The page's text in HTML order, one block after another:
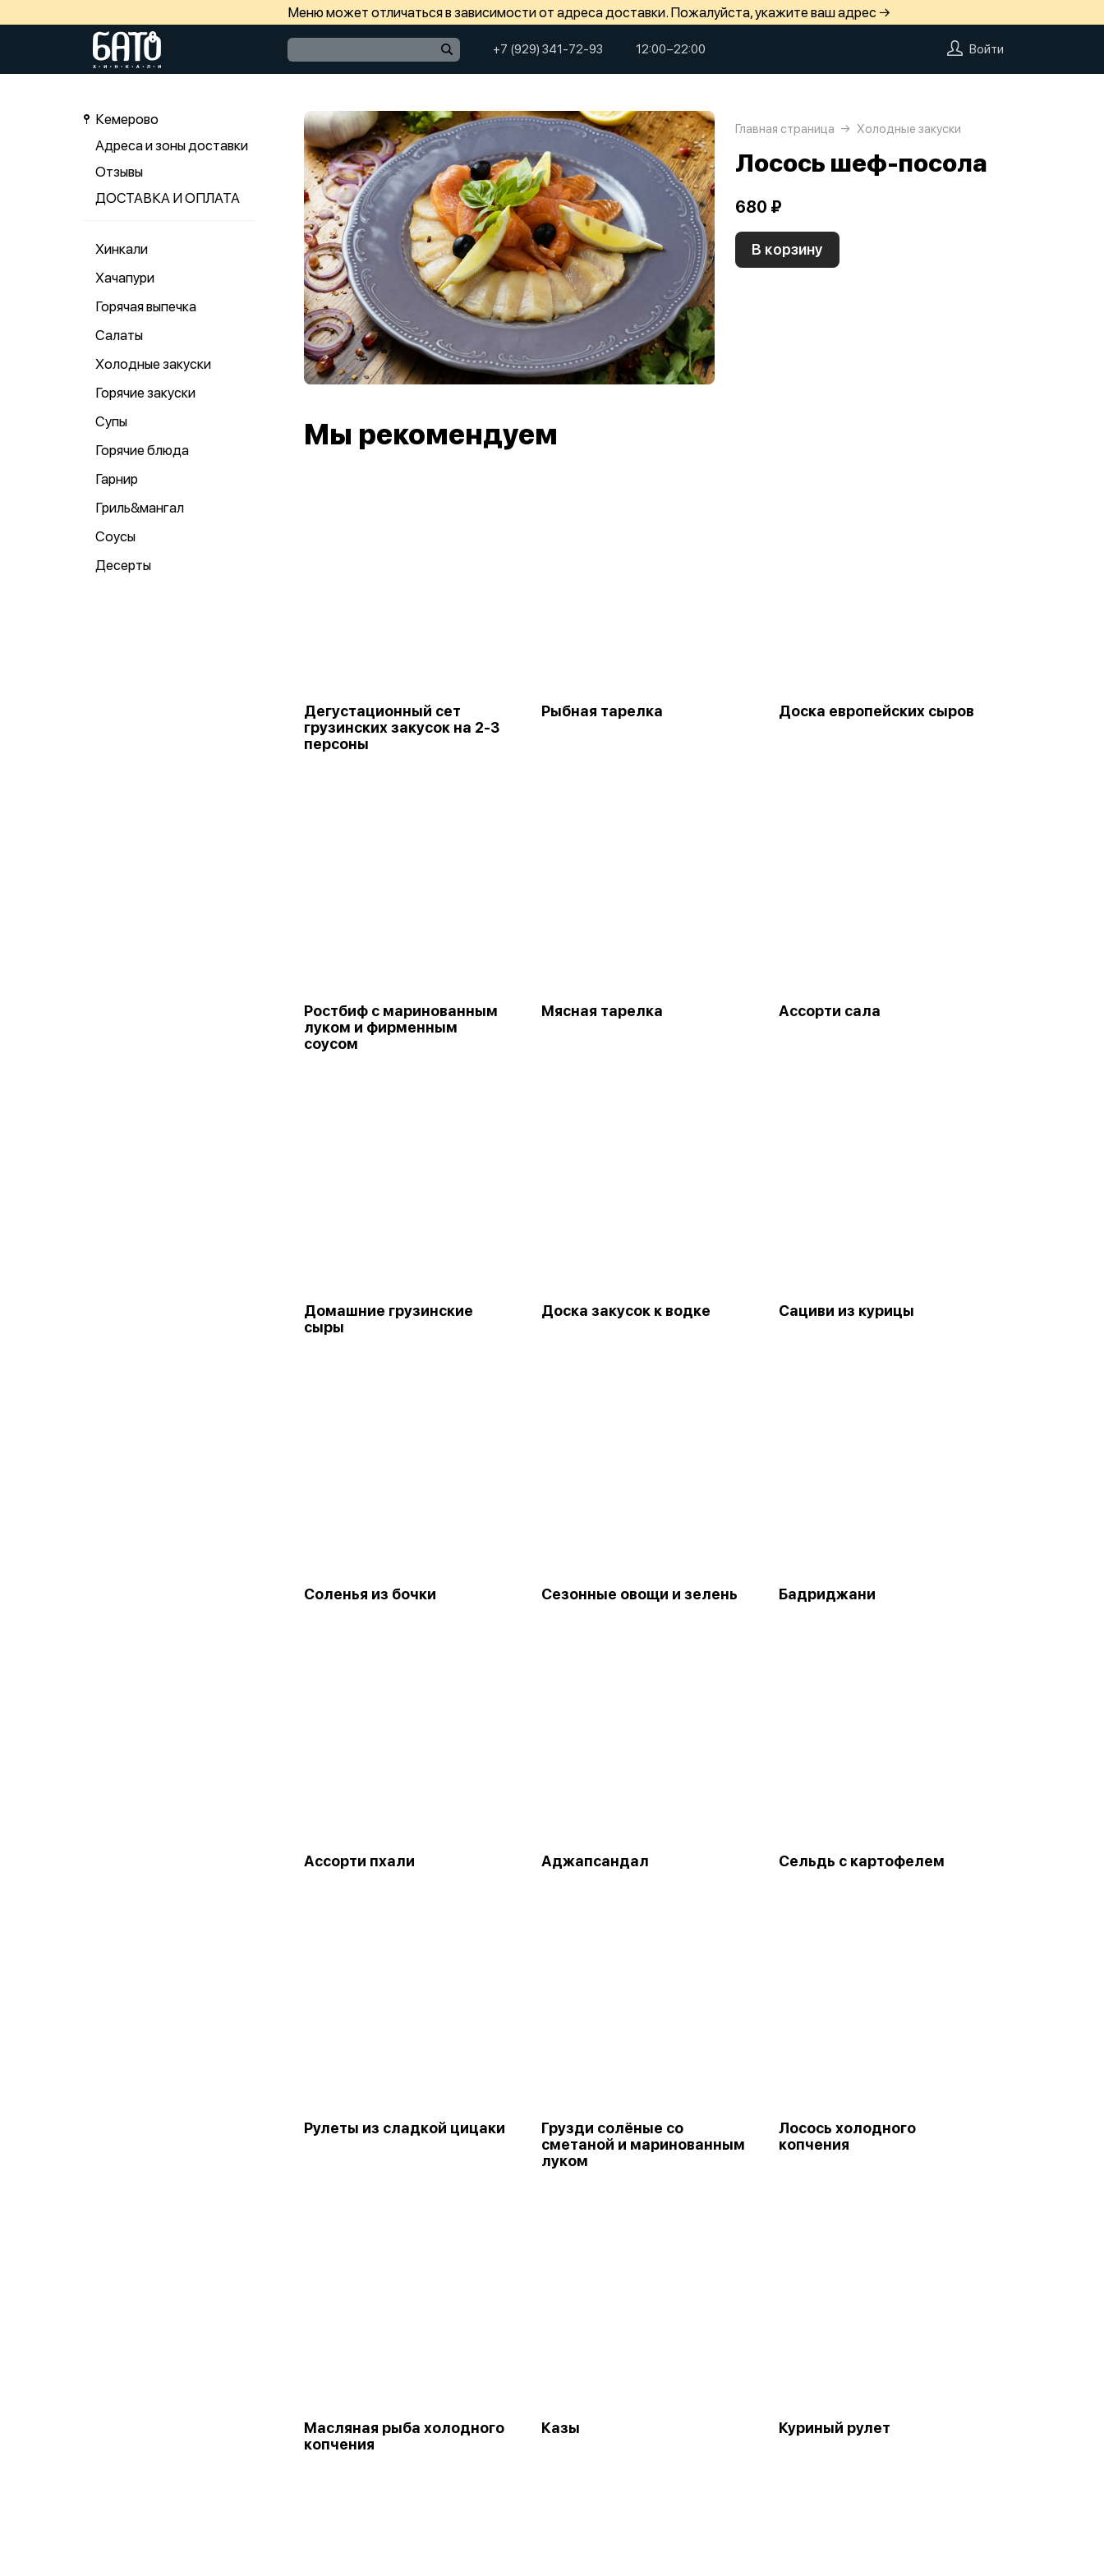
Меню может отличаться в зависимости от адреса доставки. Пожалуйста, укажите ваш адрес →
+7 (929) 341-72-93 12:00−22:00 Войти
Кемерово
Адреса и зоны доставки
Отзывы
ДОСТАВКА И ОПЛАТА
Хинкали
Хачапури
Горячая выпечка
Салаты
Холодные закуски
Горячие закуски
Супы
Горячие блюда
Гарнир
Гриль&мангал
Соусы
Десерты
Главная страница Холодные закуски
Лосось шеф-посола
680 ₽
В корзину
Мы рекомендуем
Дегустационный сет
грузинских закусок на 2-3
персоны
Рыбная тарелка Доска европейских сыров
Ростбиф с маринованным
луком и фирменным
соусом
Мясная тарелка Ассорти сала
Домашние грузинские
сыры
Доска закусок к водке Сациви из курицы
Соленья из бочки Сезонные овощи и зелень Бадриджани
Ассорти пхали Аджапсандал Сельдь с картофелем
Рулеты из сладкой цицаки
Грузди солёные со
сметаной и маринованным
луком
Лосось холодного
копчения
Масляная рыба холодного
копчения
Казы Куриный рулет